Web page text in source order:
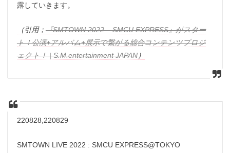
露していきます。
（引用； 『SMTOWN 2022 – SMCU EXPRESS』がスター
ト！公演+アルバム+展示で繋がる総合コンテンツプロジ
ェクト！ | S.M.entertainment JAPAN）
220828,220829
SMTOWN LIVE 2022 : SMCU EXPRESS@TOKYO